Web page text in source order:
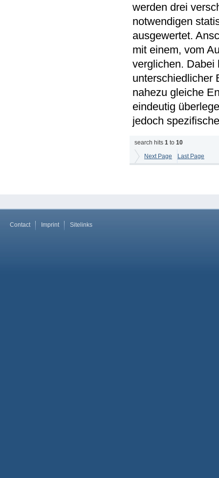
werden drei
notwendigen
ausgewertet.
mit einem, vom
verglichen. Dabei
unterschiedlicher
nahezu gleiche
eindeutig
jedoch
search hits 1 to 10
Next Page
Last Page
Contact Imprint Sitelinks